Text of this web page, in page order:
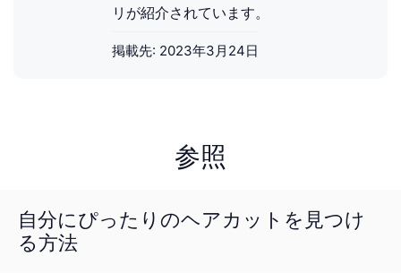
リが紹介されています。
掲載先: 2023年3月24日
参照
自分にぴったりのヘアカットを見つけ
る方法